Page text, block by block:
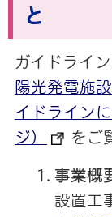
と
ガイドライ
陽光発電施
イドライン
ジ）
をご
事業概
設置工